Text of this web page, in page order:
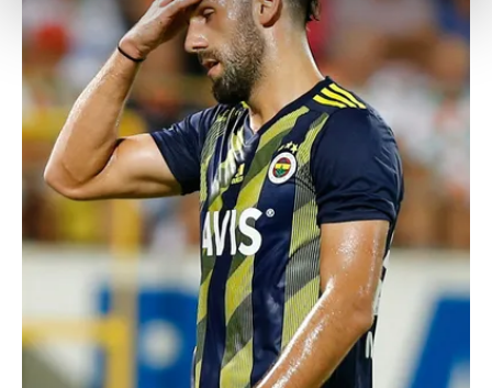
kalemimiz olduğunu sizlere hatırlatmak isteriz.
Her halükârda, kullanıcılar, bu çerezlere izin vermedikleri
takdirde, kullanıcılara hedefli reklamlar
gösterilmeyecektir."
Sizlere daha iyi bir hizmet sunabilmek için İnternet
Sitemizde kendimize ve üçüncü kişilere ait çerezler
kullanılmaktadır. Bu çerezler vasıtasıyla çeşitli kişisel
verileriniz işlenmekte olup gerekli olan çerezler bilgi
toplumu hizmetlerinin sunulması amacıyla
kullanılmaktadır. Diğer çerezler, sitemizin daha işlevsel
kılınması ve kişiselleştirilmesi ve sizlere yönelik
reklam/pazarlama faaliyetlerinin yapılması, amaçlarıyla
sınırlı olarak açık rızanız dahilinde kullanılacaktır.